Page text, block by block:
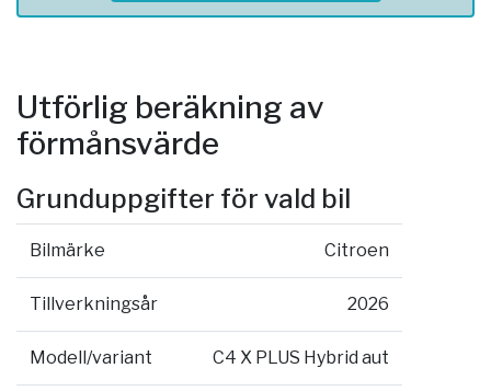
Utförlig beräkning av
förmånsvärde
Grunduppgifter för vald bil
Bilmärke Citroen
Tillverkningsår 2026
Modell/variant C4 X PLUS Hybrid aut